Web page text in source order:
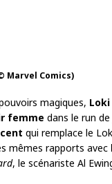
Marvel Comics)
magiques,
femme dans le run de
qui remplace le
mêmes rapports avec
, le scénariste Al